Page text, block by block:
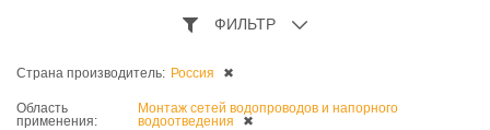
ФИЛЬТР
Страна производитель: Россия ✖
Область
применения:
Монтаж сетей водопроводов и напорного
водоотведения
✖